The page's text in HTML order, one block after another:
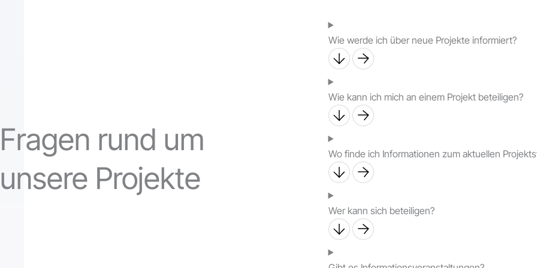
Fragen rund um
unsere Projekte
Wie werde ich über neue Projekte informiert?
Wie kann ich mich an einem Projekt beteiligen?
Wo finde ich Informationen zum aktuellen
Wer kann sich beteiligen?